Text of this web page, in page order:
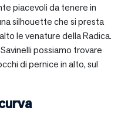
piacevoli da tenere in
silhouette che si presta
le venature della Radica.
possiamo trovare
di pernice in alto, sul